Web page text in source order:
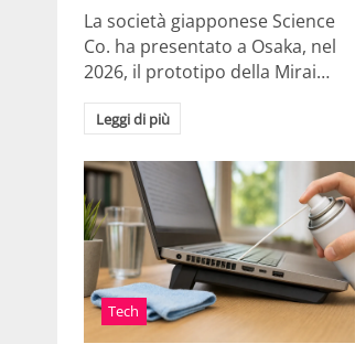
La società giapponese Science
Co. ha presentato a Osaka, nel
2026, il prototipo della Mirai…
Leggi di più
Tech